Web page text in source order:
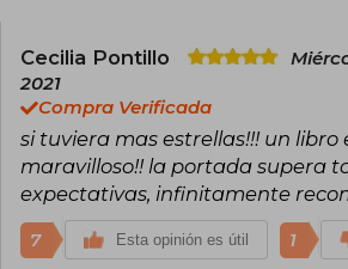
Cecilia Pontillo
2021
Compra Verificada
si tuviera mas estrellas!!! un libro
maravilloso!! la portada supera
expectativas, infinitamente
7 Esta opinión es útil 1